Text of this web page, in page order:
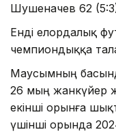
Шушеначев 62
Енді елордалық
чемпиондыққа
Маусымның
26 мың жанкүйер
екінші орынға
үшінші орында